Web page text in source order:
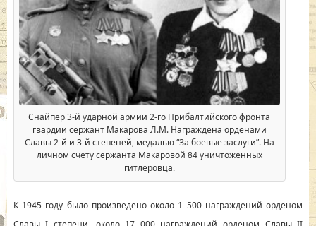
Снайпер 3-й ударной армии 2-го Прибалтийского фронта
гвардии сержант Макарова Л.М. Награждена орденами
Славы 2-й и 3-й степеней, медалью “За боевые заслуги”. На
личном счету сержанта Макаровой 84 уничтоженных
гитлеровца.
К 1945 году было произведено около 1 500 награждений орденом